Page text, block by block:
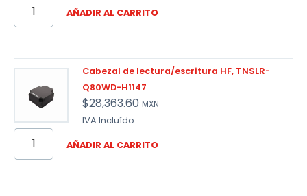
AÑADIR AL CARRITO
Cabezal de lectura/escritura HF, TNSLR-
Q80WD-H1147
$28,363.60 MXN
IVA Incluído
AÑADIR AL CARRITO